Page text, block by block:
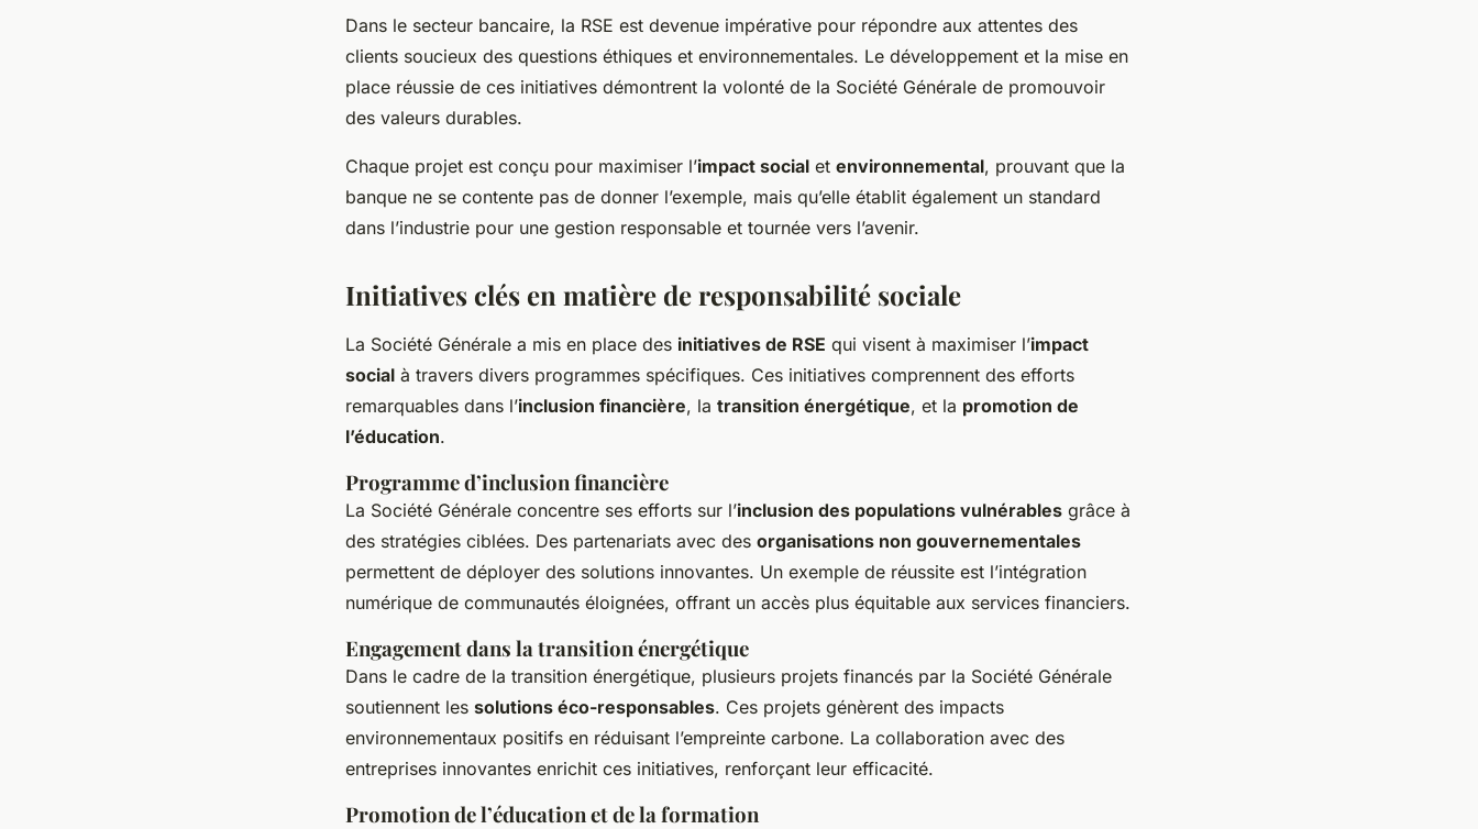
Dans le secteur bancaire, la RSE est devenue impérative pour répondre aux attentes des
clients soucieux des questions éthiques et environnementales. Le développement et la mise en
place réussie de ces initiatives démontrent la volonté de la Société Générale de promouvoir
des valeurs durables.
Chaque projet est conçu pour maximiser l’impact social et environnemental, prouvant que la
banque ne se contente pas de donner l’exemple, mais qu’elle établit également un standard
dans l’industrie pour une gestion responsable et tournée vers l’avenir.
Initiatives clés en matière de responsabilité sociale
La Société Générale a mis en place des initiatives de RSE qui visent à maximiser l’impact
social à travers divers programmes spécifiques. Ces initiatives comprennent des efforts
remarquables dans l’inclusion financière, la transition énergétique, et la promotion de
l’éducation.
Programme d’inclusion financière
La Société Générale concentre ses efforts sur l’inclusion des populations vulnérables grâce à
des stratégies ciblées. Des partenariats avec des organisations non gouvernementales
permettent de déployer des solutions innovantes. Un exemple de réussite est l’intégration
numérique de communautés éloignées, offrant un accès plus équitable aux services financiers.
Engagement dans la transition énergétique
Dans le cadre de la transition énergétique, plusieurs projets financés par la Société Générale
soutiennent les solutions éco-responsables. Ces projets génèrent des impacts
environnementaux positifs en réduisant l’empreinte carbone. La collaboration avec des
entreprises innovantes enrichit ces initiatives, renforçant leur efficacité.
Promotion de l’éducation et de la formation